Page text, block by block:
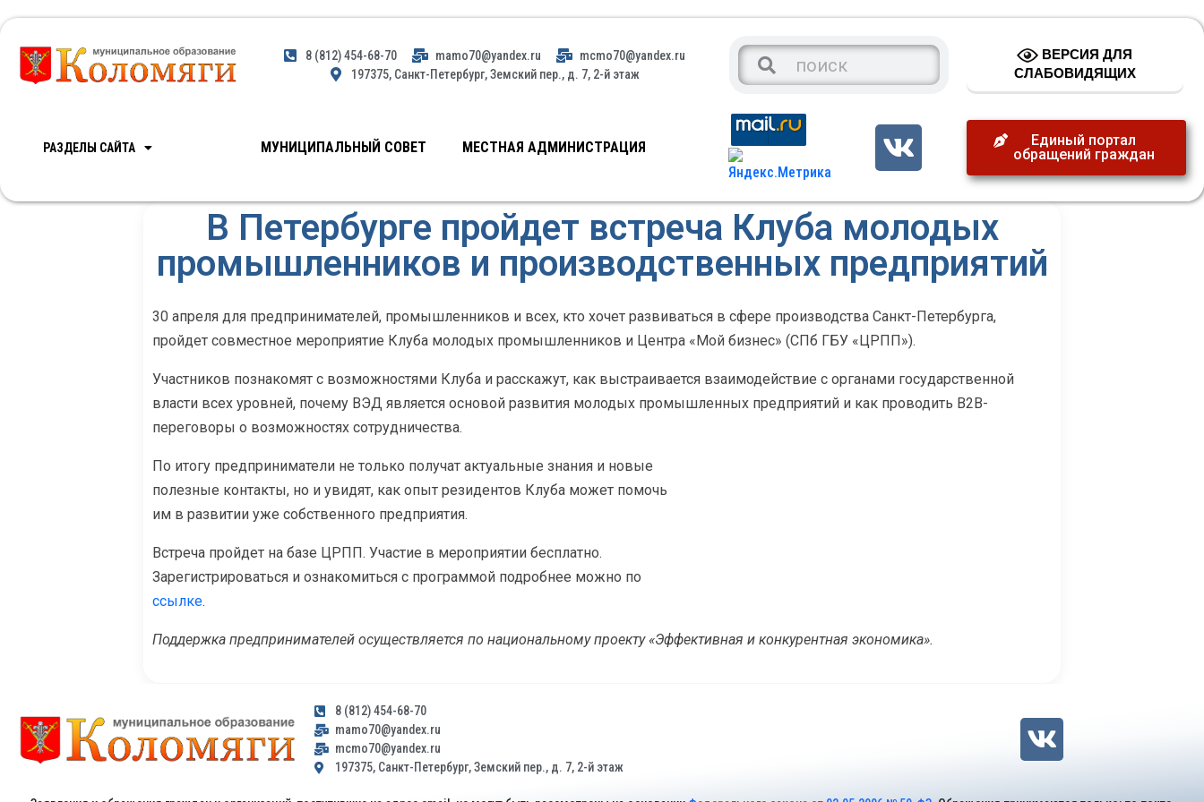
8 (812) 454-68-70 mamo70@yandex.ru
mcmo70@yandex.ru
197375, Санкт-Петербург, Земский пер., д. 7, 2-й этаж
ВЕРСИЯ ДЛЯ
СЛАБОВИДЯЩИХ
РАЗДЕЛЫ САЙТА МУНИЦИПАЛЬНЫЙ СОВЕТ МЕСТНАЯ АДМИНИСТРАЦИЯ
Единый портал
обращений граждан
В Петербурге пройдет встреча Клуба молодых
промышленников и производственных предприятий
30 апреля для предпринимателей, промышленников и всех, кто хочет развиваться в сфере производства Санкт-Петербурга,
пройдет совместное мероприятие Клуба молодых промышленников и Центра «Мой бизнес» (СПб ГБУ «ЦРПП»).
Участников познакомят с возможностями Клуба и расскажут, как выстраивается взаимодействие с органами государственной
власти всех уровней, почему ВЭД является основой развития молодых промышленных предприятий и как проводить B2B-
переговоры о возможностях сотрудничества.
По итогу предприниматели не только получат актуальные знания и новые
полезные контакты, но и увидят, как опыт резидентов Клуба может помочь
им в развитии уже собственного предприятия.
Встреча пройдет на базе ЦРПП. Участие в мероприятии бесплатно.
Зарегистрироваться и ознакомиться с программой подробнее можно по
ссылке.
Поддержка предпринимателей осуществляется по национальному проекту «Эффективная и конкурентная экономика».
8 (812) 454-68-70
mamo70@yandex.ru
mcmo70@yandex.ru
197375, Санкт-Петербург, Земский пер., д. 7, 2-й этаж